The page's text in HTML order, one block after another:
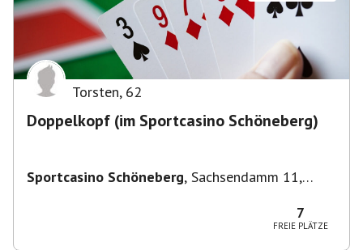
Torsten, 62
Doppelkopf (im Sportcasino Schöneberg)
Sportcasino Schöneberg, Sachsendamm 11,
7
FREIE PLÄTZE